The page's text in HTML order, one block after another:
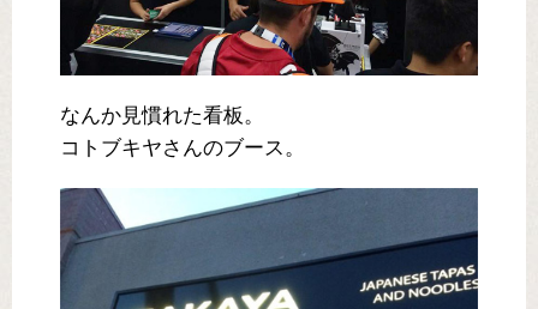
なんか見慣れた看板。
コトブキヤさんのブース。